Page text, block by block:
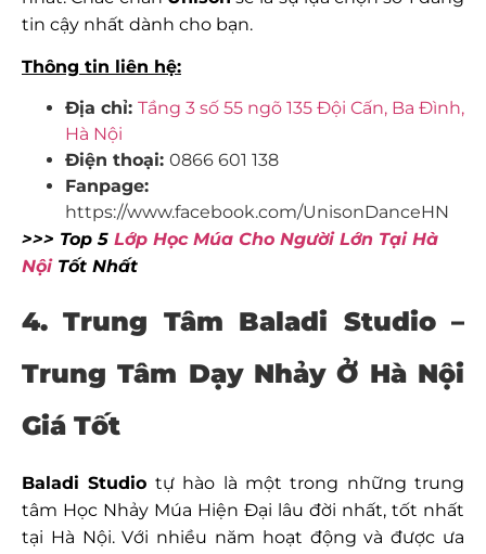
tin cậy nhất dành cho bạn.
Thông tin liên hệ:
Địa chỉ: Tầng 3 số 55 ngõ 135 Đội Cấn, Ba Đình,
Hà Nội
Điện thoại: 0866 601 138‬
Fanpage:
https://www.facebook.com/UnisonDanceHN
>>> Top 5 Lớp Học Múa Cho Người Lớn Tại Hà
NộiTốt Nhất
4. Trung Tâm Baladi Studio –
Trung Tâm Dạy Nhảy Ở Hà Nội
Giá Tốt
Baladi Studio tự hào là một trong những trung
tâm Học Nhảy Múa Hiện Đại lâu đời nhất, tốt nhất
tại Hà Nội. Với nhiều năm hoạt động và được ưa